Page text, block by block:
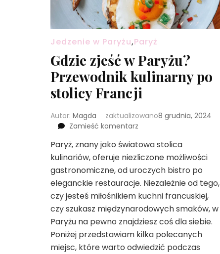
Jedzenie w Paryżu,Paryż
Gdzie zjeść w Paryżu?
Przewodnik kulinarny po
stolicy Francji
Autor: Magda zaktualizowano8 grudnia, 2024
Zamieść komentarz
Gdzie
zjeść
w
Paryżu?
Przewodnik
kulinarny
po
stolicy
Francji
Paryż, znany jako światowa stolica
kulinariów, oferuje niezliczone możliwości
gastronomiczne, od uroczych bistro po
eleganckie restauracje. Niezależnie od tego,
czy jesteś miłośnikiem kuchni francuskiej,
czy szukasz międzynarodowych smaków, w
Paryżu na pewno znajdziesz coś dla siebie.
Poniżej przedstawiam kilka polecanych
miejsc, które warto odwiedzić podczas